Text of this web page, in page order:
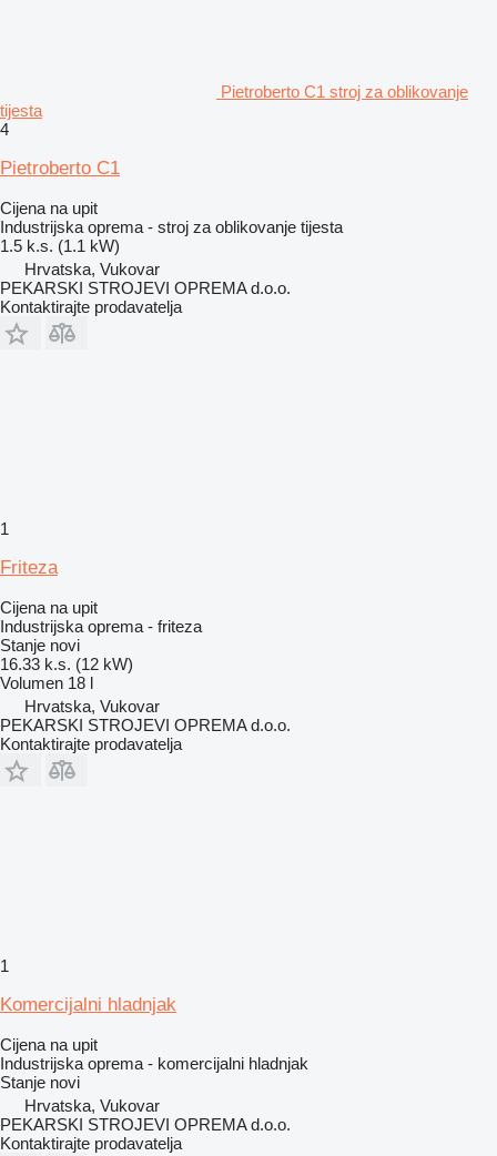
Pietroberto C1 stroj za oblikovanje
tijesta
4
Pietroberto C1
Cijena na upit
Industrijska oprema - stroj za oblikovanje tijesta
1.5 k.s. (1.1 kW)
Hrvatska, Vukovar
PEKARSKI STROJEVI OPREMA d.o.o.
Kontaktirajte prodavatelja
1
Friteza
Cijena na upit
Industrijska oprema - friteza
Stanje novi
16.33 k.s. (12 kW)
Volumen 18 l
Hrvatska, Vukovar
PEKARSKI STROJEVI OPREMA d.o.o.
Kontaktirajte prodavatelja
1
Komercijalni hladnjak
Cijena na upit
Industrijska oprema - komercijalni hladnjak
Stanje novi
Hrvatska, Vukovar
PEKARSKI STROJEVI OPREMA d.o.o.
Kontaktirajte prodavatelja